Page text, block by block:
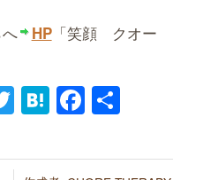
HP「笑顔 クオー
Twitter
Hatena共